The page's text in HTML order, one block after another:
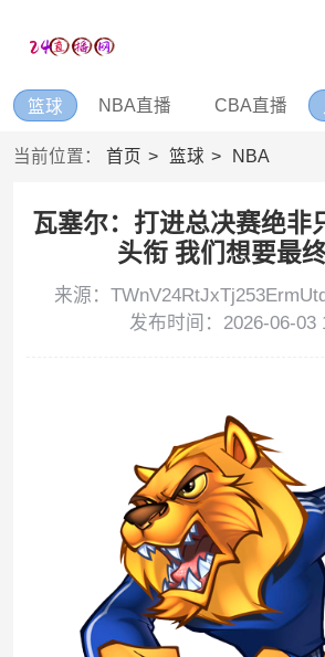
篮球 NBA直播 CBA直播
当前位置： 首页 篮球 NBA
瓦塞尔：打进总决赛绝非
头衔 我们想要最
来源：
发布时间：2026-06-03